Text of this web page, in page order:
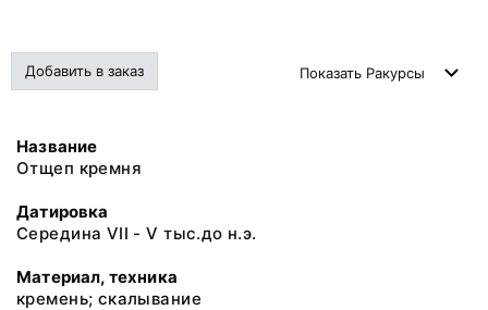
Добавить в заказ Показать Ракурсы
Название
Отщеп кремня
Датировка
Середина VII - V тыс.до н.э.
Материал, техника
кремень; скалывание